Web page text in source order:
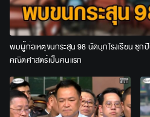
พบผู้ก่อเหตุขนกระสุน 98 นัดบุกโรงเรียน ซุก
คณิตศาสตร์เป็นคนแรก